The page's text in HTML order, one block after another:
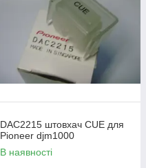
DAC2215 штовхач CUE для
Pioneer djm1000
В наявності